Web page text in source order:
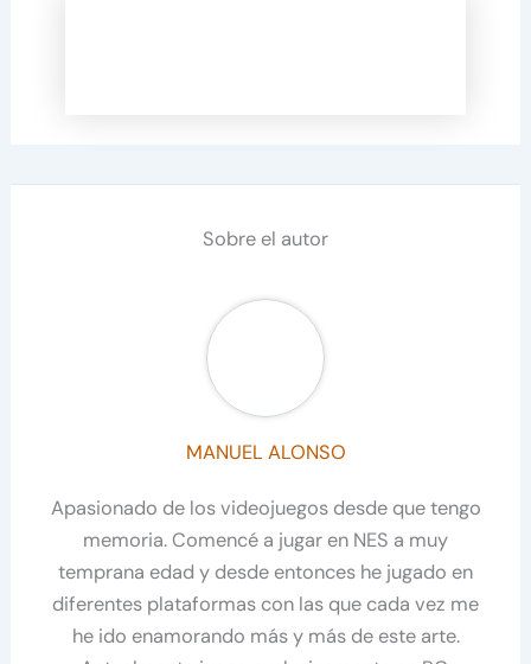
Sobre el autor
MANUEL ALONSO
Apasionado de los videojuegos desde que tengo
memoria. Comencé a jugar en NES a muy
temprana edad y desde entonces he jugado en
diferentes plataformas con las que cada vez me
he ido enamorando más y más de este arte.